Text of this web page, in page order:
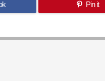
Pin it